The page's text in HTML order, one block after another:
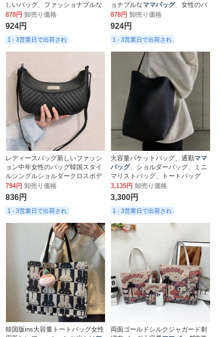
しいバッグ、ファッショナブルな
中年のママバッグ
878円 卸売り価格
924円
1 - 3営業日で出荷され
ョナブルなママバッグ、女性のバ
ッグ
878円 卸売り価格
924円
1 - 3営業日で出荷され
レディースバッグ新しいファッシ
ョン中年女性のバッグ韓国スタイ
ルシングルショルダークロスボデ
ィバッグ大容量ママバッグ
794円 卸売り価格
836円
1 - 3営業日で出荷され
大容量バケットバッグ、通勤ママ
バッグ、ショルダーバッグ、ミニ
マリストバッグ、トートバッグ
3,135円 卸売り価格
3,300円
1 - 3営業日で出荷され
韓国版ins大容量トートバッグ女性
両面ゴールドシルクジャガード刺